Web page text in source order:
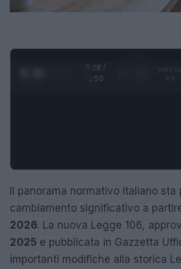
0:29 /
1:50
Il panorama normativo italiano sta
cambiamento significativo a
2026. La nuova Legge 106,
2025 e pubblicata in Gazzetta
importanti modifiche alla storica